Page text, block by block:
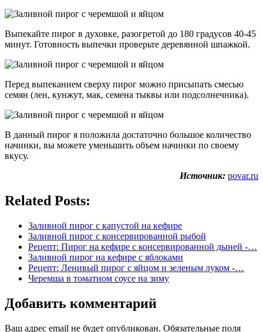
Выпекайте пирог в духовке, разогретой до 180 градусов 40-45
минут. Готовность выпечки проверьте деревянной шпажкой.
Перед выпеканием сверху пирог можно присыпать смесью
семян (лен, кунжут, мак, семена тыквы или подсолнечника).
В данный пирог я положила достаточно большое количество
начинки, вы можете уменьшить объем начинки по своему
вкусу.
Источник: povar.ru
Related Posts:
Заливной пирог с капустой на кефире
Заливной пирог с консервированной рыбой
Рецепт: Пирог на кефире с консервированной дыней -…
Заливной пирог на кефире с яблоками
Рецепт: Ленивый пирог с яйцом и зеленым луком -…
Черемша в томатном соусе на зиму
Добавить комментарий
Ваш адрес email не будет опубликован. Обязательные поля